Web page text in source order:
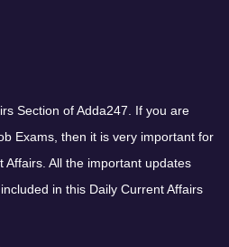
Section of Adda247. If you are
Exams, then it is very important for
All the important updates
in this Daily Current Affairs